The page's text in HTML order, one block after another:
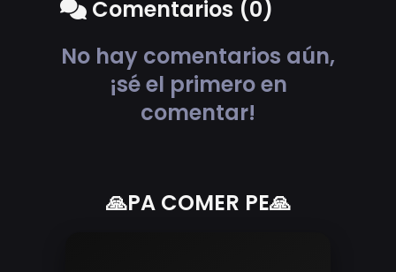
Comentarios (0)
No hay comentarios aún,
¡sé el primero en
comentar!
🙏PA COMER PE🙏